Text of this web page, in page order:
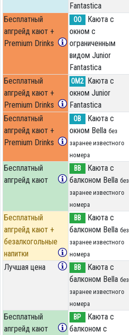
Fantastica
Бесплатный
апгрейд кают +
Premium Drinks
OO
Каюта с
окном с
ограниченным
видом Junior
Fantastica
Бесплатный
апгрейд кают +
Premium Drinks
OM2 Каюта с
окном Junior
Fantastica
Бесплатный
апгрейд кают +
Premium Drinks
OB
Каюта с
окном Bella без
заранее известного
номера
Бесплатный
апгрейд кают
BB
Каюта с
балконом Bella без
заранее известного
номера
Бесплатный
апгрейд кают +
безалкогольные
напитки
BB
Каюта с
балконом Bella без
заранее известного
номера
Лучшая цена BB
Каюта с
балконом Bella без
заранее известного
номера
Бесплатный
апгрейд кают
BP
Каюта с
балконом c